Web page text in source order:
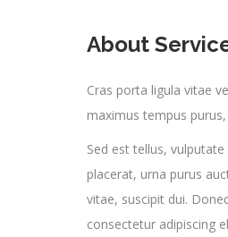
About
Cras porta ligula vitae
maximus tempus
Sed est tellus,
placerat, urna purus
vitae, suscipit dui.
consectetur adipiscing